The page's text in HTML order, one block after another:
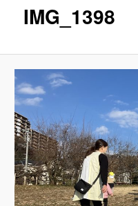
IMG_1398